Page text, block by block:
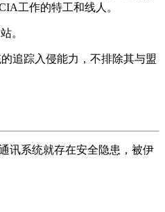
工作的特工和线人。
。
追踪入侵能力，不排除其与盟
讯系统就存在安全隐患，被伊